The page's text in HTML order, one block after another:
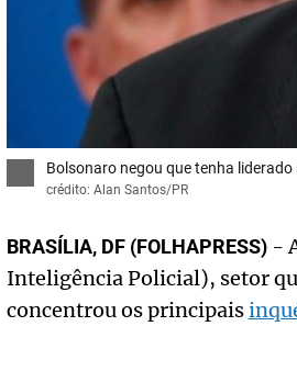
Bolsonaro negou que tenha
crédito: Alan Santos/PR
BRASÍLIA, DF (FOLHAPRESS)-
Inteligência Policial), setor
concentrou os principais